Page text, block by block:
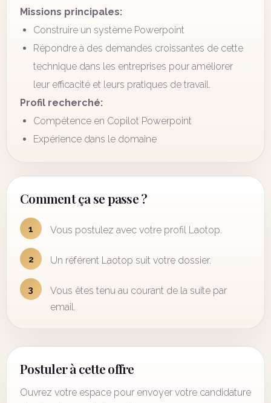
Missions principales:
Construire un système Powerpoint
Répondre à des demandes croissantes de cette
technique dans les entreprises pour améliorer
leur efficacité et leurs pratiques de travail.
Profil recherché:
Compétence en Copilot Powerpoint
Expérience dans le domaine
Comment ça se passe ?
1 Vous postulez avec votre profil Laotop.
2 Un référent Laotop suit votre dossier.
3
Vous êtes tenu au courant de la suite par
email.
Postuler à cette offre
Ouvrez votre espace pour envoyer votre candidature